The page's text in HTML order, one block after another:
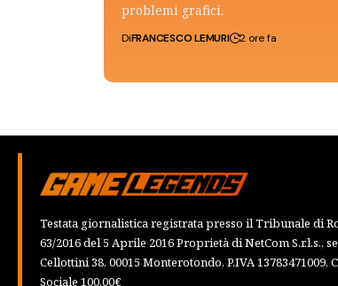
problemi grafici.
DiFRANCESCO LEMURI 2 ore fa
Testata giornalistica registrata presso il Tribunale di
63/2016 del 5 Aprile 2016 Proprietà di NetCom S.r.l.s.,
Cellottini 38, 00015 Monterotondo, P.IVA 13783471009,
Sociale 100,00€